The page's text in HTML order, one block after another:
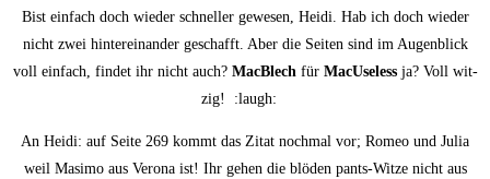
Bist ein­fach doch wie­der schnel­ler gewe­sen, Hei­di. Hab ich doch wie­der
nicht zwei hin­ter­ein­an­der geschafft. Aber die Sei­ten sind im Augen­blick
voll ein­fach, fin­det ihr nicht auch? Mac­Blechfür MacU­se­l­essja? Voll wit­
zig! :laugh:
An Hei­di: auf Sei­te 269 kommt das Zitat noch­mal vor; Romeo und Julia
weil Masi­mo aus Vero­na ist! Ihr gehen die blö­den pants-Wit­ze nicht aus